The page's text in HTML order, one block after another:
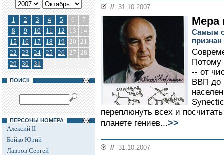
1 2 3 4 5 6
7
8
9 10 11 12 13
14
15
16 17 18 19 20 21
22
23 24 25 26 27 28
29
30 31
ПОИСК
ПЕРСОНЫ НОМЕРА
Алексий II
Бойко Юрий
Лавров Сергей
// 31.10.2007
Мера
Самым
признан
Потому
-- от
ВВП до
переплюнуть всех и
планете гениев...>>
// 31.10.2007